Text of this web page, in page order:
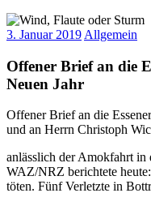
3. Januar 2019 Allgemein
Offener Brief an die
Neuen Jahr
Offener Brief an die
und an Herrn Christoph
anlässlich der Amokfahrt in
WAZ/NRZ berichtete
töten. Fünf Verletzte in